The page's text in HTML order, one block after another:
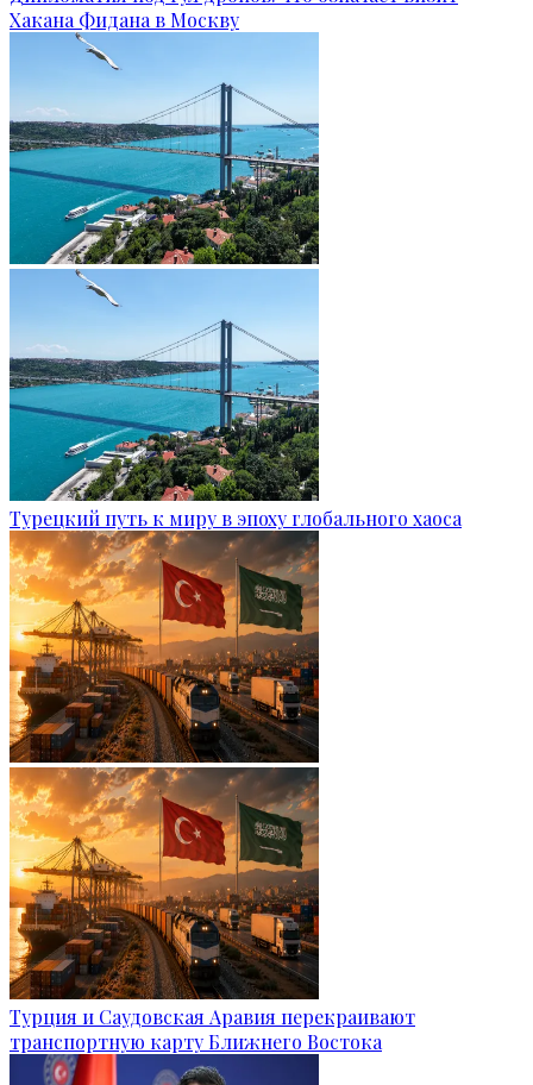
Хакана Фидана в Москву
Турецкий путь к миру в эпоху глобального хаоса
Турция и Саудовская Аравия перекраивают
транспортную карту Ближнего Востока